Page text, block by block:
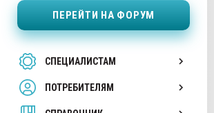
ПЕРЕЙТИ НА ФОРУМ
СПЕЦИАЛИСТАМ
ПОТРЕБИТЕЛЯМ